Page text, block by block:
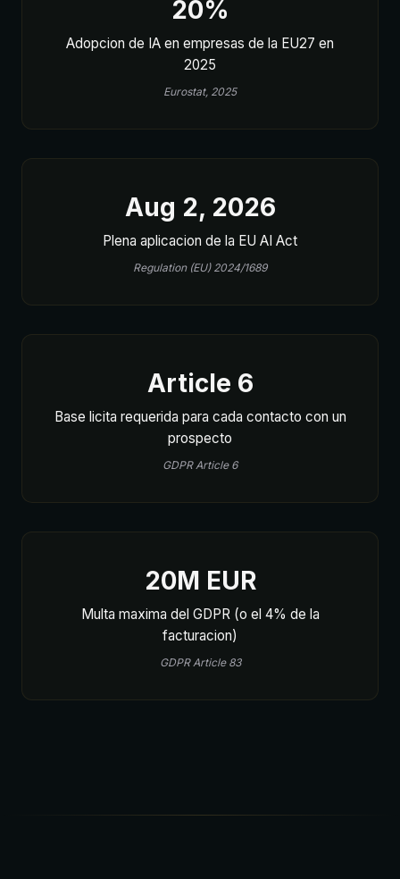
20%
Adopcion de IA en empresas de la EU27 en
2025
Eurostat, 2025
Aug 2, 2026
Plena aplicacion de la EU AI Act
Regulation (EU) 2024/1689
Article 6
Base licita requerida para cada contacto con un
prospecto
GDPR Article 6
20M EUR
Multa maxima del GDPR (o el 4% de la
facturacion)
GDPR Article 83